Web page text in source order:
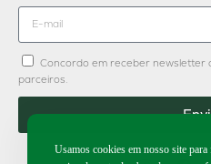
Concordo em receber newsletter
parceiros.
Usamos cookies em nosso site